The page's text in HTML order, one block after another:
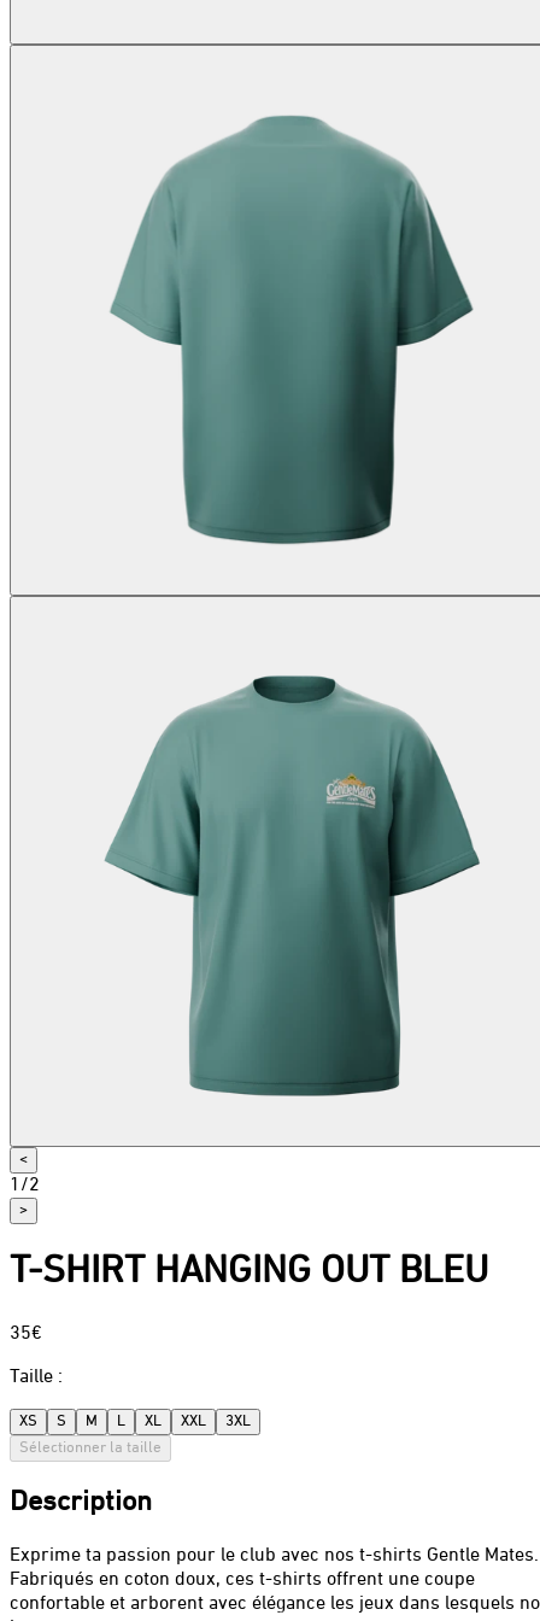
<
1 /2
>
T-SHIRT HANGING OUT BLEU
35€
Taille :
XS S M L XL XXL
3XL
Sélectionner la taille
Description
Exprime ta passion pour le club avec nos t-shirts Gentle Mates.
Fabriqués en coton doux, ces t-shirts offrent une coupe
confortable et arborent avec élégance les jeux dans lesquels